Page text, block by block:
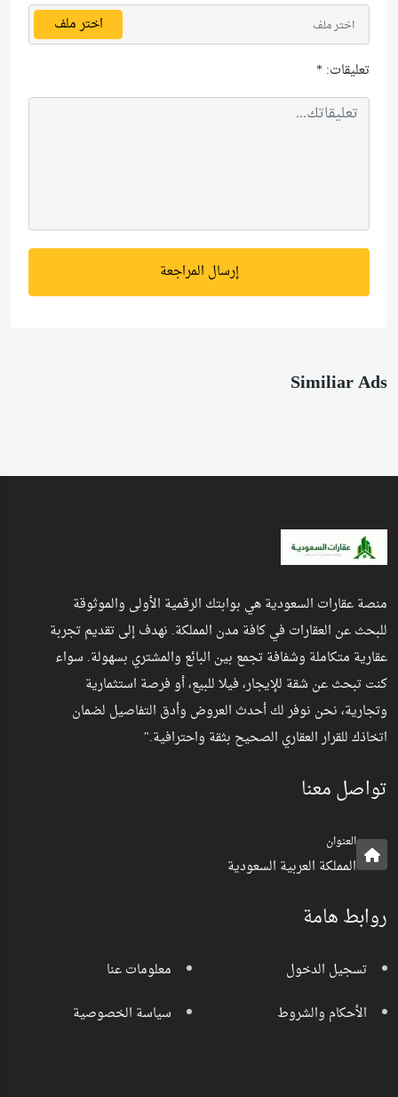
اختر ملف
اختر ملف
تعليقات:*
إرسال المراجعة
Similiar Ads
منصة عقارات السعودية هي بوابتك الرقمية الأولى والموثوقة
للبحث عن العقارات في كافة مدن المملكة. نهدف إلى تقديم تجربة
عقارية متكاملة وشفافة تجمع بين البائع والمشتري بسهولة. سواء
كنت تبحث عن شقة للإيجار، فيلا للبيع، أو فرصة استثمارية
وتجارية، نحن نوفر لك أحدث العروض وأدق التفاصيل لضمان
اتخاذك للقرار العقاري الصحيح بثقة واحترافية."
تواصل معنا
العنوان
المملكة العربية السعودية
روابط هامة
تسجيل الدخول
الأحكام والشروط
معلومات عنا
سياسة الخصوصية